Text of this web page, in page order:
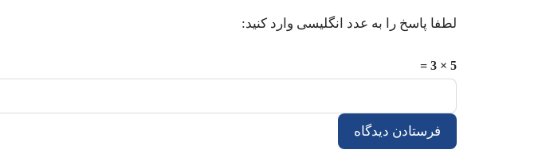
لطفا پاسخ را به عدد انگلیسی وارد کنید:
5 × 3 =